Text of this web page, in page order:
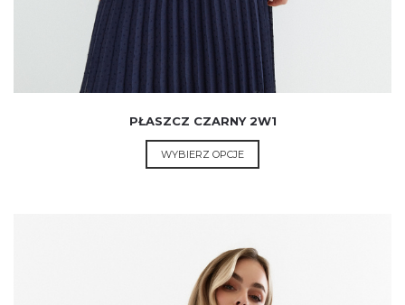
PŁASZCZ CZARNY 2W1
WYBIERZ OPCJE
product
options
may